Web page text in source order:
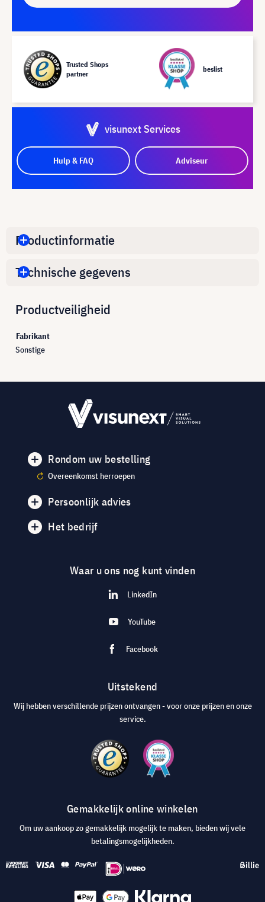
Trusted Shops
partner
beslist
visunext Services
Hulp & FAQ Adviseur
Productinformatie
Technische gegevens
Productveiligheid
Fabrikant
Sonstige
Rondom uw bestelling
Overeenkomst herroepen
Persoonlijk advies
Het bedrijf
Waar u ons nog kunt vinden
LinkedIn
YouTube
Facebook
Uitstekend
Wij hebben verschillende prijzen ontvangen - voor onze prijzen en onze
service.
Gemakkelijk online winkelen
Om uw aankoop zo gemakkelijk mogelijk te maken, bieden wij vele
betalingsmogelijkheden.